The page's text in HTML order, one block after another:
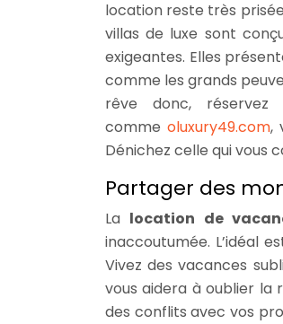
location reste très
villas de luxe sont
exigeantes. Elles
comme les grands
rêve donc,
commeoluxury49.com,
Dénichez celle qui vous
Partager des
La location de
inaccoutumée. L’idéal
Vivez des vacances
vous aidera à oublier la
des conflits avec vos